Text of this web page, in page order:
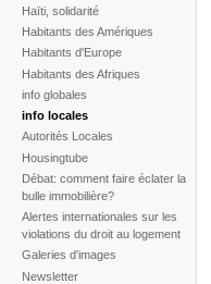
Haïti, solidarité
Habitants des Amériques
Habitants d'Europe
Habitants des Afriques
info globales
info locales
Autorités Locales
Housingtube
Débat: comment faire éclater la
bulle immobilière?
Alertes internationales sur les
violations du droit au logement
Galeries d'images
Newsletter